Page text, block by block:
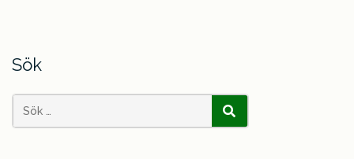
Sök
Search SÖK